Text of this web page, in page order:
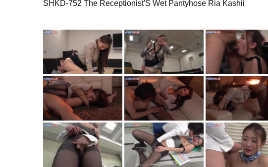
SHKD-752 The Receptionist'S Wet Pantyhose Ria Kashii